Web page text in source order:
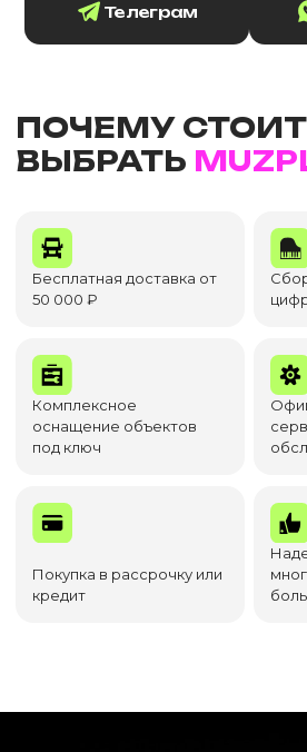
Телеграм
ПОЧЕМУ СТОИТ
ВЫБРАТЬ
Бесплатная доставка от
50 000 ₽
Комплексное
оснащение объектов
под ключ
Покупка в рассрочку или
кредит